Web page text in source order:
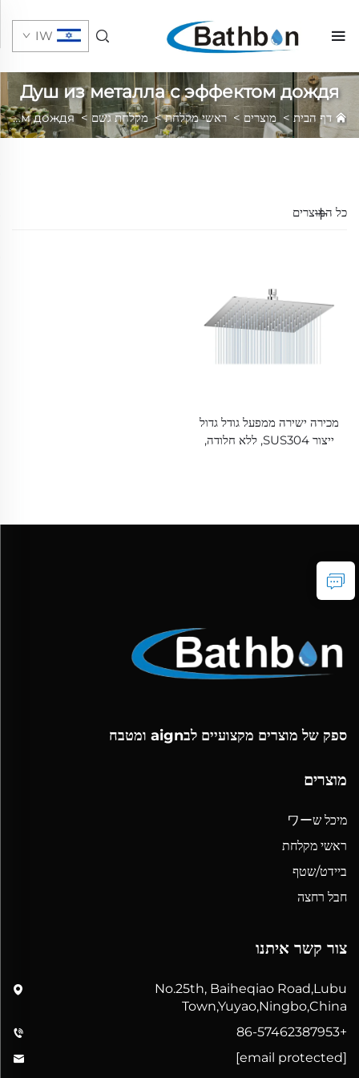
IW
Душ из металла с эффектом дождя
דף הבית> מוצרים > ראשי מקלחת>מקלחת גשם >
Душ из металла с эффектом дождя
כל המוצרים
מכירה ישירה ממפעל גודל גדול
ייצור SUS304, ללא חלודה,
ספק של מוצרים מקצועיים לבaign ומטבח
מוצרים
מיכל שワー
ראשי מקלחת
ביידט/שטף
חבל רחצה
צור קשר איתנו
No.25th, Baiheqiao Road,Lubu
Town,Yuyao,Ningbo,China
+86-57462387953
[email protected]